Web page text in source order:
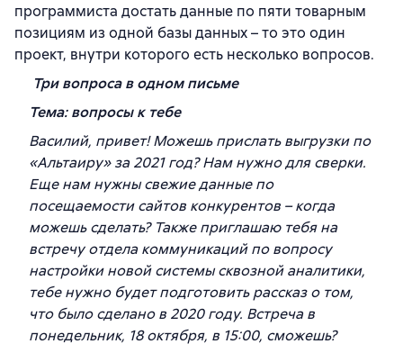
программиста достать данные по пяти товарным
позициям из одной базы данных – то это один
проект, внутри которого есть несколько вопросов.
Три вопроса в одном письме
Тема: вопросы к тебе
Василий, привет! Можешь прислать выгрузки по
«Альтаиру» за 2021 год? Нам нужно для сверки.
Еще нам нужны свежие данные по
посещаемости сайтов конкурентов – когда
можешь сделать? Также приглашаю тебя на
встречу отдела коммуникаций по вопросу
настройки новой системы сквозной аналитики,
тебе нужно будет подготовить рассказ о том,
что было сделано в 2020 году. Встреча в
понедельник, 18 октября, в 15:00, сможешь?